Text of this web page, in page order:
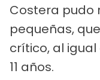
Costera pudo
pequeñas,
crítico, al
11 años.